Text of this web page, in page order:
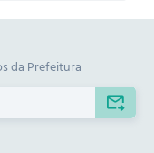
da Prefeitura